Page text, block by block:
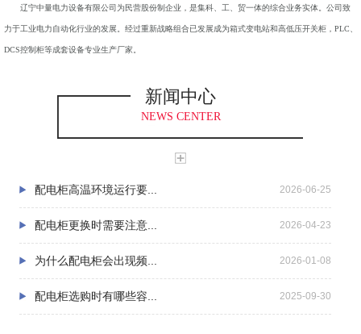
辽宁中量电力设备有限公司为民营股份制企业，是集科、工、贸一体的综合业务实体。公司致
力于工业电力自动化行业的发展。经过重新战略组合已发展成为箱式变电站和高低压开关柜，PLC、
DCS控制柜等成套设备专业生产厂家。
新闻中心
NEWS CENTER
配电柜高温环境运行要... 2026-06-25
配电柜更换时需要注意... 2026-04-23
为什么配电柜会出现频... 2026-01-08
配电柜选购时有哪些容... 2025-09-30